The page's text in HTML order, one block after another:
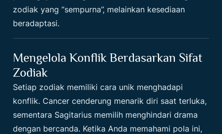
zodiak yang “sempurna”, melainkan kesediaan
beradaptasi.
Mengelola Konflik Berdasarkan Sifat
Zodiak
Setiap zodiak memiliki cara unik menghadapi
konflik. Cancer cenderung menarik diri saat terluka,
sementara Sagitarius memilih menghindari drama
dengan bercanda. Ketika Anda memahami pola ini,